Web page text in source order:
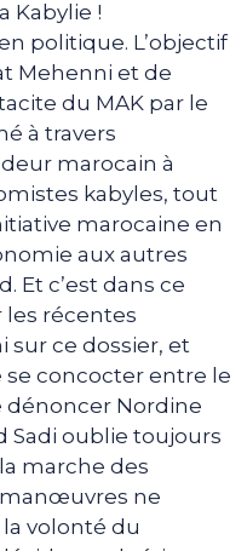
Kabylie !
politique. L’objectif
Mehenni et de
du MAK par le
à travers
marocain à
kabyles, tout
marocaine en
aux autres
Et c’est dans ce
les récentes
sur ce dossier, et
se concocter entre le
dénoncer Nordine
Sadi oublie toujours
marche des
manœuvres ne
volonté du